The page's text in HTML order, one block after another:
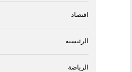
اقتصاد
الرئيسية
الرياضة